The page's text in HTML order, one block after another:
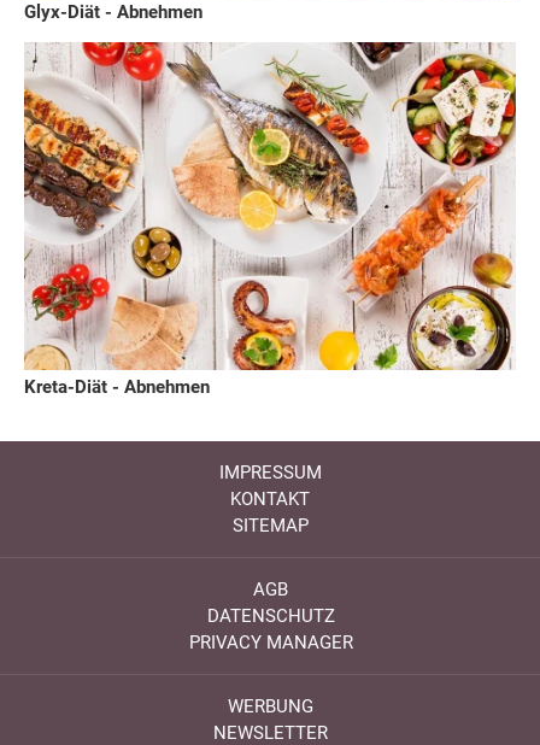
Glyx-Diät - Abnehmen
Kreta-Diät - Abnehmen
IMPRESSUM
KONTAKT
SITEMAP
AGB
DATENSCHUTZ
PRIVACY MANAGER
WERBUNG
NEWSLETTER